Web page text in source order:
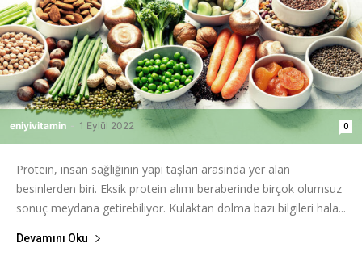
eniyivitamin - 1 Eylül 2022 0
Protein, insan sağlığının yapı taşları arasında yer alan
besinlerden biri. Eksik protein alımı beraberinde birçok olumsuz
sonuç meydana getirebiliyor. Kulaktan dolma bazı bilgileri hala...
Devamını Oku